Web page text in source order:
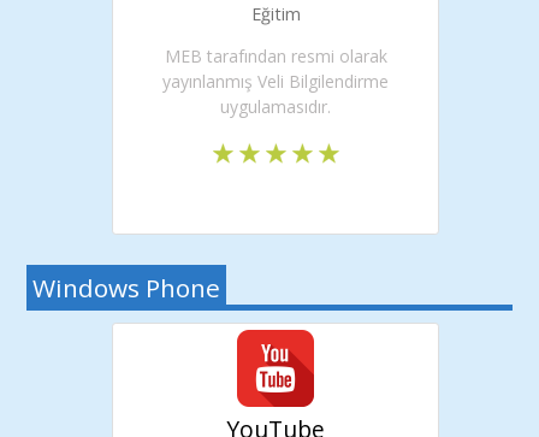
Eğitim
MEB tarafından resmi olarak
yayınlanmış Veli Bilgilendirme
uygulamasıdır.
Windows Phone
YouTube